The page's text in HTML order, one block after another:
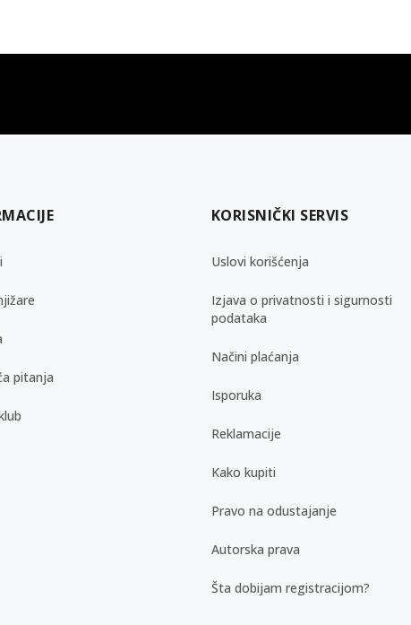
pitanja
KORISNIČKI SERVIS
Uslovi korišćenja
Izjava o privatnosti i sigurnosti
podataka
Načini plaćanja
Isporuka
Reklamacije
Kako kupiti
Pravo na odustajanje
Autorska prava
Šta dobijam registracijom?